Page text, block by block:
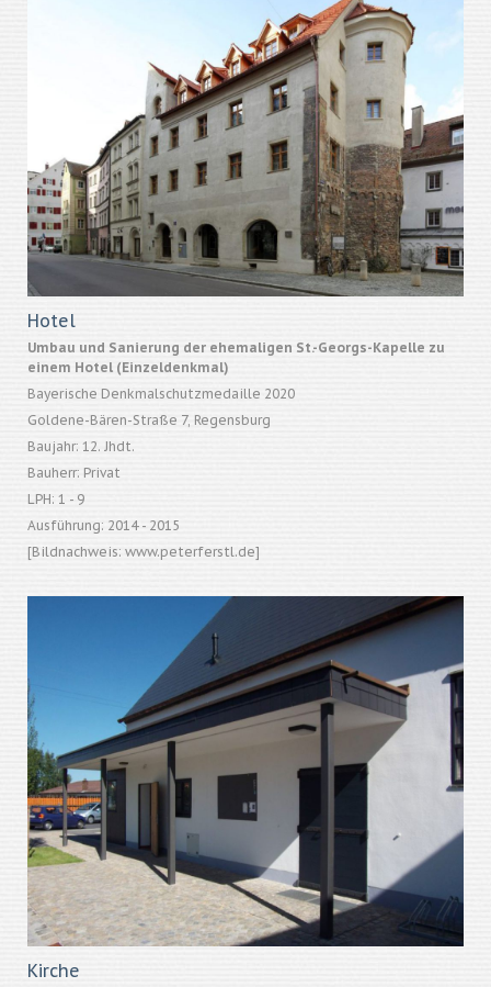
Hotel
Umbau und Sanierung der ehemaligen St.-Georgs-Kapelle zu
einem Hotel (Einzeldenkmal)
Bayerische Denkmalschutzmedaille 2020
Goldene-Bären-Straße 7, Regensburg
Baujahr: 12. Jhdt.
Bauherr: Privat
LPH: 1 - 9
Ausführung: 2014 - 2015
[Bildnachweis: www.peterferstl.de]
Kirche